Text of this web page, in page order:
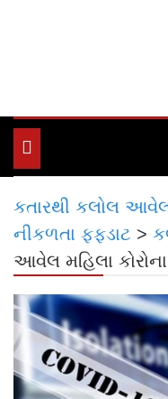
Toggle
navigation
કતારથી કલોલ આવેલ
નીકળતા ફફડાટ >
આવેલ મહિલા